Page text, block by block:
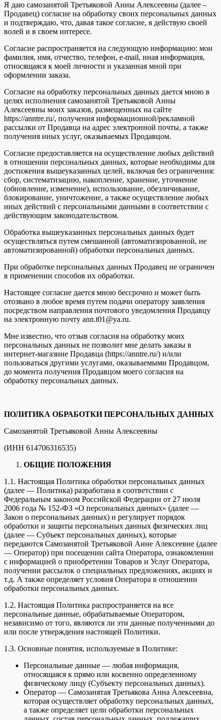
Я даю самозанятой Третьяковой Анны Алексеевны (далее –
Продавец) согласие на обработку своих персональных данных
и подтверждаю, что, давая такое согласие, я действую своей
волей и в своем интересе.
Согласие распространяется на следующую информацию: мои
фамилия, имя, отчество, телефон, e-mail, иная информация,
относящаяся к моей личности и указанная мной при
оформлении заказа.
Согласие на обработку персональных данных дается мною в
целях исполнения самозанятой Третьяковой Анны
Алексеевны моих заказов, размещенных на сайте
https://anntre.ru/, получения информационной/рекламной
рассылки от Продавца на адрес электронной почты, а также
получения иных услуг, оказываемых Продавцом.
Согласие предоставляется на осуществление любых действий
в отношении персональных данных, которые необходимы для
достижения вышеуказанных целей, включая без ограничения:
сбор, систематизацию, накопление, хранение, уточнение
(обновление, изменение), использование, обезличивание,
блокирование, уничтожение, а также осуществление любых
иных действий с персональными данными в соответствии с
действующим законодательством.
Обработка вышеуказанных персональных данных будет
осуществляться путем смешанной (автоматизированной, не
автоматизированной) обработки персональных данных.
При обработке персональных данных Продавец не ограничен
в применении способов их обработки.
Настоящее согласие дается мною бессрочно и может быть
отозвано в любое время путем подачи оператору заявления
посредством направления почтового уведомления Продавцу
на электронную почту ann.t01@ya.ru.
Мне известно, что отзыв согласия на обработку моих
персональных данных не позволит мне делать заказы в
интернет-магазине Продавца (https://anntre.ru/) и/или
пользоваться другими услугами, оказываемыми Продавцом,
до момента получения Продавцом моего согласия на
обработку персональных данных.
ПОЛИТИКА ОБРАБОТКИ ПЕРСОНАЛЬНЫХ ДАННЫХ
Самозанятой Третьяковой Анны Алексеевны
(ИНН 614706316535)
ОБЩИЕ ПОЛОЖЕНИЯ
1.1. Настоящая Политика обработки персональных данных
(далее — Политика) разработана в соответствии с
Федеральным законом Российской Федерации от 27 июля
2006 года № 152-ФЗ «О персональных данных» (далее —
Закон о персональных данных) и регулирует порядок
обработки и защиты персональных данных физических лиц
(далее — Субъект персональных данных), которые
передаются Самозанятой Третьяковой Анне Алексеевне (далее
— Оператор) при посещении сайта Оператора, ознакомлении
с информацией о приобретении Товаров и Услуг Оператора,
получении рассылок о специальных предложениях, акциях и
т.д. А также определяет условия Оператора в отношении
обработки персональных данных.
1.2. Настоящая Политика распространяется на все
персональные данные, обрабатываемые Оператором,
независимо от того, являются ли эти данные полученными до
или после утверждения настоящей Политики.
1.3. Основные понятия, используемые в Политике:
Персональные данные — любая информация,
относящаяся к прямо или косвенно определенному
физическому лицу (Субъекту персональных данных).
Оператор — Самозанятая Третьякова Анна Алексеевна,
которая осуществляет обработку персональных данных,
а также определяет цели обработки персональных